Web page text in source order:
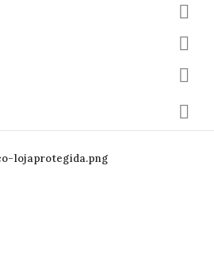



